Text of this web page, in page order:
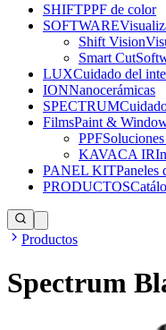
SHIFTPPF de color
SOFTWARE
Shift Vision
Smart Cut
LUXCuidado del
IONNanocerámicas
SPECTRUM
FilmsPaint &
PPF
KAVACA IR
PANEL KITPaneles
PRODUCTOS
Productos
Spectrum